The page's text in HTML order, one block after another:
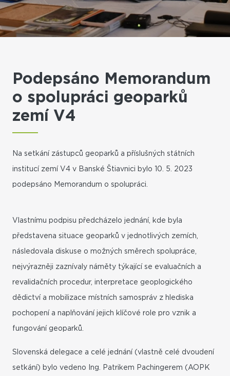
Podepsáno Memorandum
o spolupráci geoparků
zemí V4
Na setkání zástupců geoparků a příslušných státních
institucí zemí V4 v Banské Štiavnici bylo 10. 5. 2023
podepsáno Memorandum o spolupráci.
Vlastnímu podpisu předcházelo jednání, kde byla
představena situace geoparků v jednotlivých zemích,
následovala diskuse o možných směrech spolupráce,
nejvýrazněji zaznívaly náměty týkající se evaluačních a
revalidačních procedur, interpretace geoplogického
dědictví a mobilizace místních samospráv z hlediska
pochopení a naplňování jejich klíčové role pro vznik a
fungování geoparků.
Slovenská delegace a celé jednání (vlastně celé dvoudení
setkání) bylo vedeno Ing. Patrikem Pachingerem (AOPK